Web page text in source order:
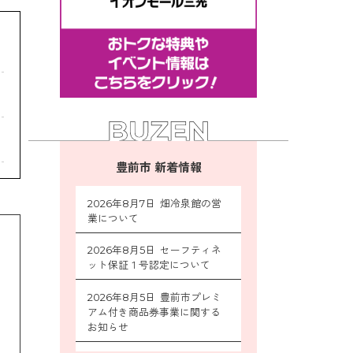
豊前市 新着情報
2026年8月7日 畑冷泉館の営
業について
2026年8月5日 セーフティネ
ット保証１号認定について
2026年8月5日 豊前市プレミ
アム付き商品券事業に関する
お知らせ